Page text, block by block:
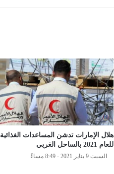
هلال الإمارات تدشن المساعدات الغذائية
للعام 2021 بالساحل الغربي
السبت 9 يناير 2021 - 8:49 مساءً